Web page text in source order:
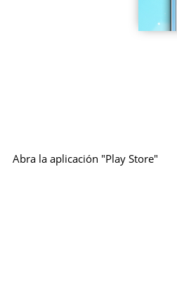
Abra la aplicación "Play Store"